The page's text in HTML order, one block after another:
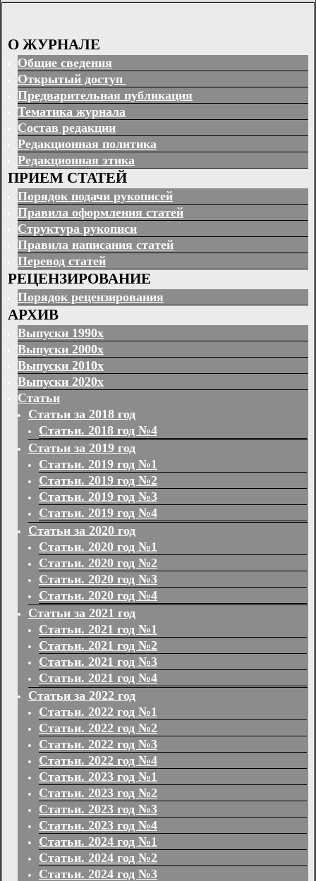
О ЖУРНАЛЕ
Общие сведения
Открытый доступ
Предварительная публикация
Тематика журнала
Состав редакции
Редакционная политика
Редакционная этика
ПРИЕМ СТАТЕЙ
Порядок подачи рукописей
Правила оформления статей
Структура рукописи
Правила написания статей
Перевод статей
РЕЦЕНЗИРОВАНИЕ
Порядок рецензирования
АРХИВ
Выпуски 1990х
Выпуски 2000х
Выпуски 2010х
Выпуски 2020х
Статьи
Статьи за 2018 год
Статьи. 2018 год №4
Статьи за 2019 год
Статьи. 2019 год №1
Статьи. 2019 год №2
Статьи. 2019 год №3
Статьи. 2019 год №4
Статьи за 2020 год
Статьи. 2020 год №1
Статьи. 2020 год №2
Статьи. 2020 год №3
Статьи. 2020 год №4
Статьи за 2021 год
Статьи. 2021 год №1
Статьи. 2021 год №2
Статьи. 2021 год №3
Статьи. 2021 год №4
Статьи за 2022 год
Статьи. 2022 год №1
Статьи. 2022 год №2
Статьи. 2022 год №3
Статьи. 2022 год №4
Статьи. 2023 год №1
Статьи. 2023 год №2
Статьи. 2023 год №3
Статьи. 2023 год №4
Статьи. 2024 год №1
Статьи. 2024 год №2
Статьи. 2024 год №3